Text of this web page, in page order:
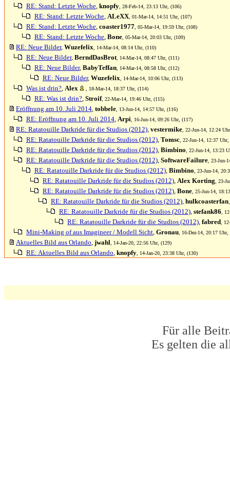
RE: Stand: Letzte Woche, knopfy , 28-Feb-14, 23:13 Uhr, (106)
RE: Stand: Letzte Woche, ALeXX , 01-Mar-14, 14:51 Uhr, (107)
RE: Stand: Letzte Woche, coaster1977 , 05-Mar-14, 19:59 Uhr, (108)
RE: Stand: Letzte Woche, Bone , 05-Mar-14, 20:03 Uhr, (109)
RE: Neue Bilder, Wuzefelix , 14-Mar-14, 08:14 Uhr, (110)
RE: Neue Bilder, BerndDasBrot , 14-Mar-14, 08:47 Uhr, (111)
RE: Neue Bilder, BabyTeffan , 14-Mar-14, 08:58 Uhr, (112)
RE: Neue Bilder, Wuzefelix , 14-Mar-14, 10:06 Uhr, (113)
Was ist drin?, Alex , 18-Mar-14, 18:37 Uhr, (114)
RE: Was ist drin?, Stroif, 22-Mar-14, 19:46 Uhr, (115)
Eröffnung am 10. Juli 2014, tobbele , 13-Jun-14, 14:57 Uhr, (116)
RE: Eröffnung am 10. Juli 2014, Arpi , 16-Jun-14, 09:26 Uhr, (117)
RE: Ratatouille Darkride für die Studios (2012), vestermike , 22-Jun-14, 12:24
RE: Ratatouille Darkride für die Studios (2012), Tomsc , 22-Jun-14, 12:37
RE: Ratatouille Darkride für die Studios (2012), Bimbino , 22-Jun-14, 13:23
RE: Ratatouille Darkride für die Studios (2012), SoftwareFailure , 23-Jun-
RE: Ratatouille Darkride für die Studios (2012), Bimbino , 23-Jun-14,
RE: Ratatouille Darkride für die Studios (2012), Alex Korting , 23-
RE: Ratatouille Darkride für die Studios (2012), Bone , 25-Jun-14,
RE: Ratatouille Darkride für die Studios (2012), hulkcoasterfan
RE: Ratatouille Darkride für die Studios (2012), stefank86 ,
RE: Ratatouille Darkride für die Studios (2012), fabred ,
Mini-Making of aus Imagineer / Modell Sicht, Gronau , 16-Dez-14, 20:17 Uhr,
Aktuelles Bild aus Orlando, jwahl , 14-Jan-20, 22:56 Uhr, (129)
RE: Aktuelles Bild aus Orlando, knopfy , 14-Jan-20, 23:38 Uhr, (130)
Für alle
Es gelten die